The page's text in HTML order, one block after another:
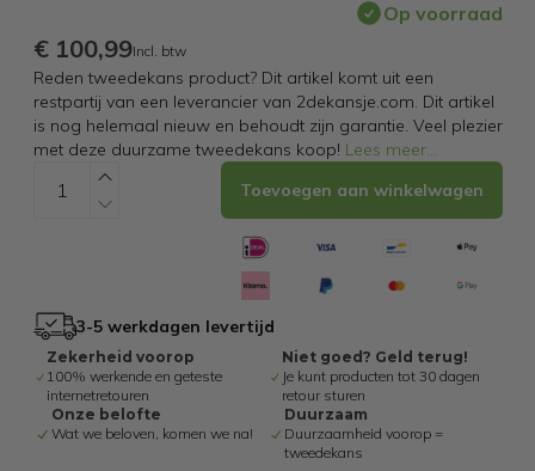
Op voorraad
€ 100,99Incl. btw
Reden tweedekans product? Dit artikel komt uit een
restpartij van een leverancier van 2dekansje.com. Dit artikel
is nog helemaal nieuw en behoudt zijn garantie. Veel plezier
met deze duurzame tweedekans koop! Lees meer...
Toevoegen aan winkelwagen
3-5 werkdagen levertijd
Zekerheid voorop
100% werkende en geteste
internetretouren
Niet goed? Geld terug!
Je kunt producten tot 30 dagen
retour sturen
Onze belofte
Wat we beloven, komen we na!
Duurzaam
Duurzaamheid voorop =
tweedekans